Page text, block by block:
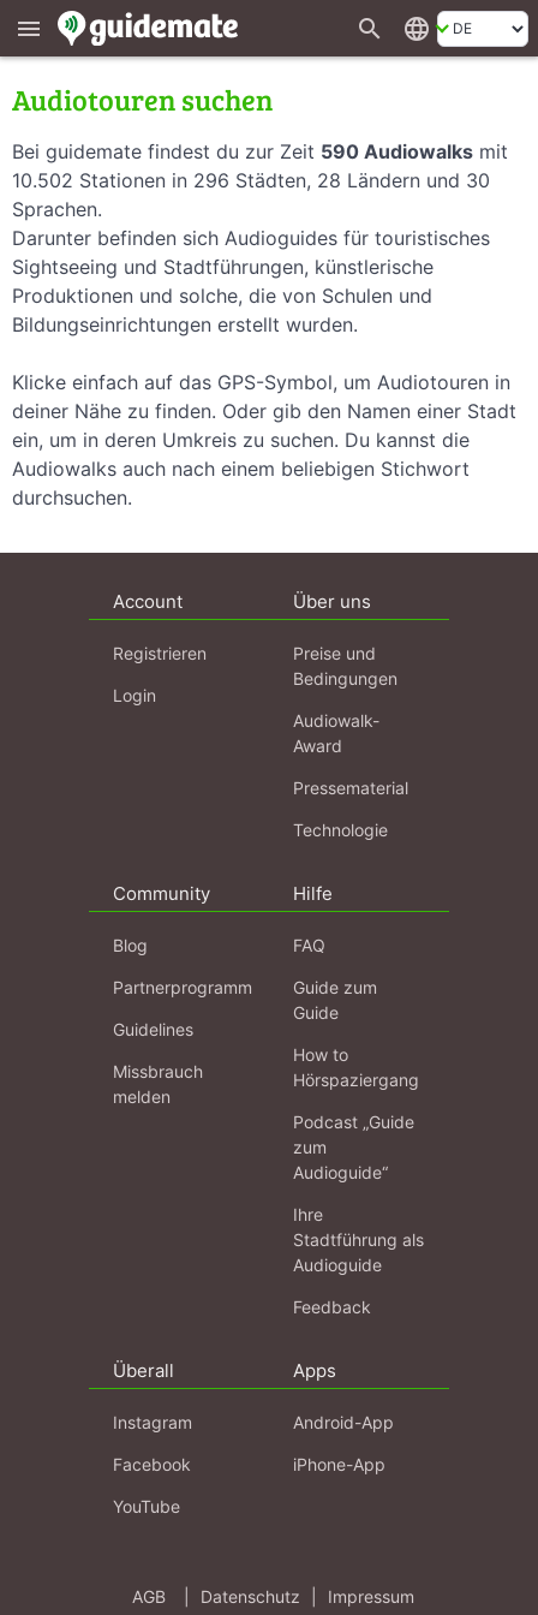
menu search language
Audiotouren suchen
Bei guidemate findest du zur Zeit 590 Audiowalks mit
10.502 Stationen in 296 Städten, 28 Ländern und 30
Sprachen.
Darunter befinden sich Audioguides für touristisches
Sightseeing und Stadtführungen, künstlerische
Produktionen und solche, die von Schulen und
Bildungseinrichtungen erstellt wurden.
Klicke einfach auf das GPS-Symbol, um Audiotouren in
deiner Nähe zu finden. Oder gib den Namen einer Stadt
ein, um in deren Umkreis zu suchen. Du kannst die
Audiowalks auch nach einem beliebigen Stichwort
durchsuchen.
Account
Registrieren
Login
Über uns
Preise und
Bedingungen
Audiowalk-
Award
Pressematerial
Technologie
Community
Blog
Partnerprogramm
Guidelines
Missbrauch
melden
Hilfe
FAQ
Guide zum
Guide
How to
Hörspaziergang
Podcast „Guide
zum
Audioguide“
Ihre
Stadtführung als
Audioguide
Feedback
Überall
Instagram
Facebook
YouTube
Apps
Android-App
iPhone-App
AGB Datenschutz Impressum